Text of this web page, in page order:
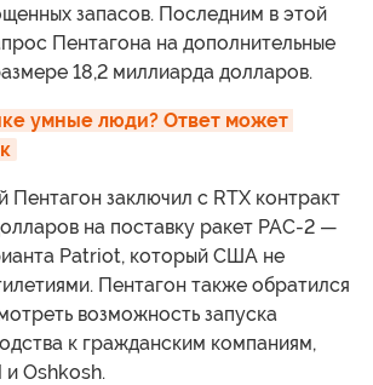
запасов. Последним в этой
Пентагона на дополнительные
18,2 миллиарда долларов.
умные люди? Ответ может
заключил с RTX контракт
на поставку ракет PAC-2 —
Patriot, который США не
Пентагон также обратился
возможность запуска
к гражданским компаниям,
и Oshkosh.